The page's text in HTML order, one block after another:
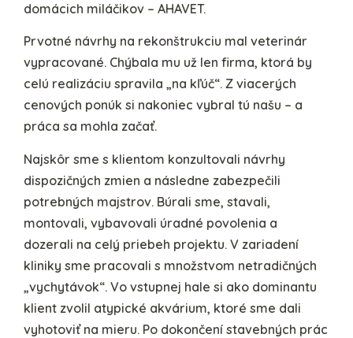
domácich miláčikov – AHAVET.
Prvotné návrhy na rekonštrukciu mal veterinár
vypracované. Chýbala mu už len firma, ktorá by
celú realizáciu spravila „na kľúč“. Z viacerých
cenových ponúk si nakoniec vybral tú našu – a
práca sa mohla začať.
Najskôr sme s klientom konzultovali návrhy
dispozičných zmien a následne zabezpečili
potrebných majstrov. Búrali sme, stavali,
montovali, vybavovali úradné povolenia a
dozerali na celý priebeh projektu. V zariadení
kliniky sme pracovali s množstvom netradičných
„vychytávok“. Vo vstupnej hale si ako dominantu
klient zvolil atypické akvárium, ktoré sme dali
vyhotoviť na mieru. Po dokončení stavebných prác